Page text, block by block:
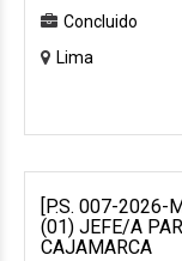
Concluido
Lima
[P.S. 007-2026-
(01) JEFE/A
CAJAMARCA